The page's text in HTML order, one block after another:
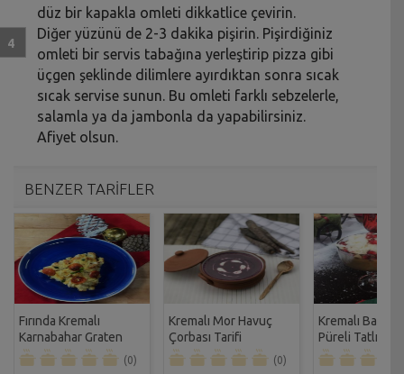
düz bir kapakla omleti dikkatlice çevirin.
Diğer yüzünü de 2-3 dakika pişirin. Pişirdiğiniz
omleti bir servis tabağına yerleştirip pizza gibi
üçgen şeklinde dilimlere ayırdıktan sonra sıcak
sıcak servise sunun. Bu omleti farklı sebzelerle,
salamla ya da jambonla da yapabilirsiniz.
Afiyet olsun.
BENZER TARİFLER
Fırında Kremalı
Karnabahar Graten
Tarifi
(0)
Kremalı Mor Havuç
Çorbası Tarifi
(0)
Kremalı Bal
Püreli Tatlı